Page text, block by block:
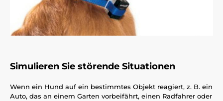
Simulieren Sie störende Situationen
Wenn ein Hund auf ein bestimmtes Objekt reagiert, z. B. ein
Auto, das an einem Garten vorbeifährt, einen Radfahrer oder